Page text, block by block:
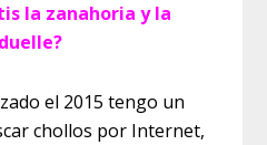
la zanahoria y la
el 2015 tengo un
chollos por Internet,